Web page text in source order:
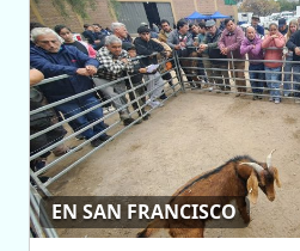
EN SAN FRANCISCO